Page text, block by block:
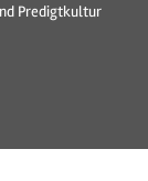
Predigtkultur